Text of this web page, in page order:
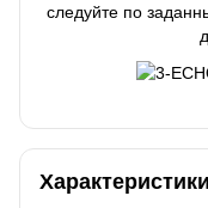
следуйте по
Характеристики